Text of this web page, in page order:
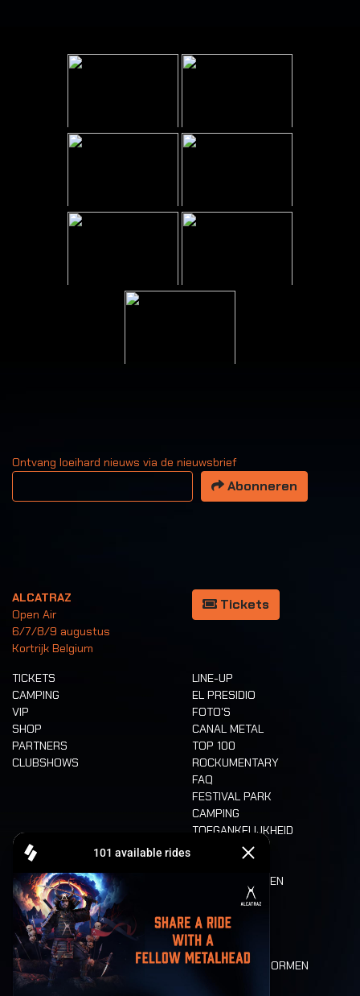
Ontvang loeihard nieuws via de nieuwsbrief
Uw email adres
Abonneren
ALCATRAZ
Open Air
6/7/8/9 augustus
Kortrijk Belgium
Tickets
TICKETS
CAMPING
VIP
SHOP
PARTNERS
CLUBSHOWS
LINE-UP
EL PRESIDIO
FOTO'S
CANAL METAL
TOP 100
ROCKUMENTARY
FAQ
FESTIVAL PARK
CAMPING
TOEGANKELIJKHEID
CASHLESS
ETEN EN DRINKEN
MOBILITEIT
LONE WOLVES
PLATTEGROND
DEATH RIDE
WAARDEN EN NORMEN